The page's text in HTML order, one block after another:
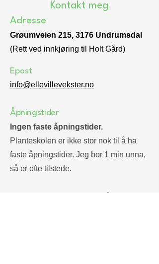
Kontakt meg
Adresse
Grøumveien 215, 3176 Undrumsdal
(Rett ved innkjøring til Holt Gård)
Epost
info@ellevillevekster.no
Åpningstider
Ingen faste åpningstider.
Planteskolen er ikke stor nok til å ha
faste åpningstider. Jeg bor 1 min unna,
så er ofte tilstede.